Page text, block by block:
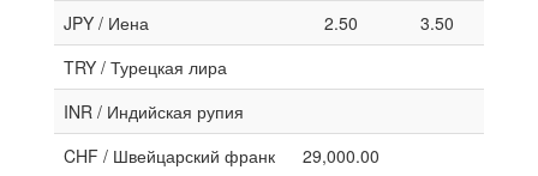
JPY / Иена
2.50
3.50
TRY / Турецкая лира
INR / Индийская рупия
CHF / Швейцарский франк
29,000.00